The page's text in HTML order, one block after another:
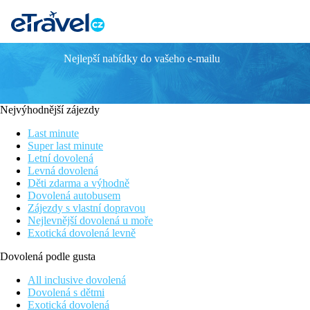
LYDIA MARIS RESORT & SPA
Informace o hotelu
Hotel Lydia Maris se nachází v letovisku Kolymbia, v zahradě
spolu s kulinářskými specialitami se staly synonymem pro
nezapomenutelnou, příjemně strávenou dovolenou.
Vzdálenost
pláže: 300 m
letiště: 25 km
centra: 0.2 km (Kolymbia)
nákupních možností: 0 m (v hotelu)
Popis pokoje
Dvoulůžkový pokoj, Promo, Výhled zahrada, Přízemí
individuálně ovládaná klimatizace
trezor (za poplatek)
Nejlepší nabídky do vašeho e-mailu
Nejvýhodnější zájezdy
Last minute
Super last minute
Letní dovolená
Levná dovolená
Děti zdarma a výhodně
Dovolená autobusem
Zájezdy s vlastní dopravou
Nejlevnější dovolená u moře
Exotická dovolená levně
Dovolená podle gusta
All inclusive dovolená
Dovolená s dětmi
Exotická dovolená